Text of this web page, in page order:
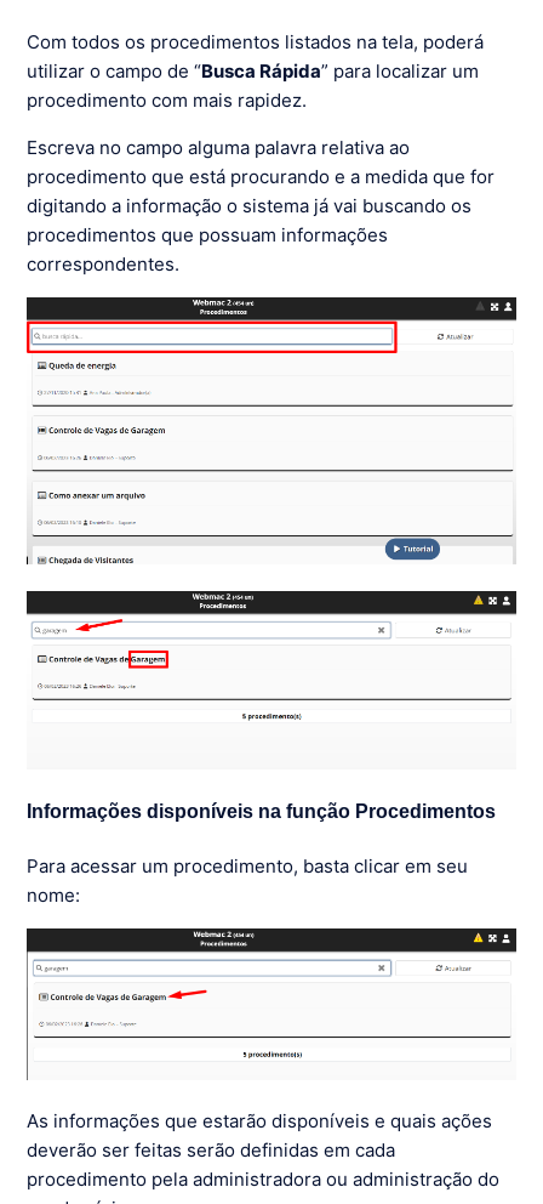
Com todos os procedimentos listados na tela, poderá
utilizar o campo de “Busca Rápida” para localizar um
procedimento com mais rapidez.
Escreva no campo alguma palavra relativa ao
procedimento que está procurando e a medida que for
digitando a informação o sistema já vai buscando os
procedimentos que possuam informações
correspondentes.
Informações disponíveis na função Procedimentos
Para acessar um procedimento, basta clicar em seu
nome:
As informações que estarão disponíveis e quais ações
deverão ser feitas serão definidas em cada
procedimento pela administradora ou administração do